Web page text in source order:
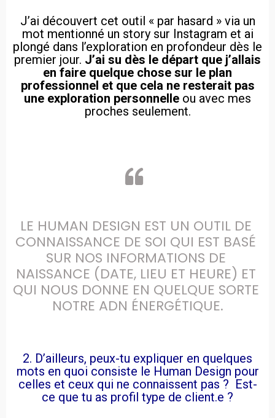
J’ai découvert cet outil « par hasard » via un
mot mentionné un story sur Instagram et ai
plongé dans l’exploration en profondeur dès le
premier jour. J’ai su dès le départ que j’allais
en faire quelque chose sur le plan
professionnel et que cela ne resterait pas
une exploration personnelle ou avec mes
proches seulement.
LE HUMAN DESIGN EST UN OUTIL DE
CONNAISSANCE DE SOI QUI EST BASÉ
SUR NOS INFORMATIONS DE
NAISSANCE (DATE, LIEU ET HEURE) ET
QUI NOUS DONNE EN QUELQUE SORTE
NOTRE ADN ÉNERGÉTIQUE.
2. D’ailleurs, peux-tu expliquer en quelques
mots en quoi consiste le Human Design pour
celles et ceux qui ne connaissent pas ? Est-
ce que tu as profil type de client.e ?